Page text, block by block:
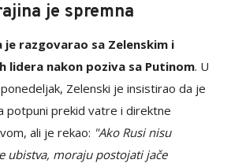
je spremna
je razgovarao sa Zelenskim i
lidera nakon poziva sa Putinom. U
Zelenski je insistirao da je
potpuni prekid vatre i direktne
ali je rekao: "Ako Rusi nisu
ubistva, moraju postojati jače